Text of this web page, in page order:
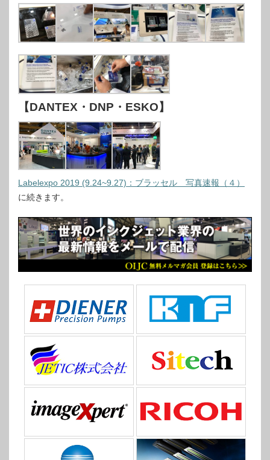
【DANTEX・DNP・ESKO】
Labelexpo 2019 (9.24~9.27)：ブラッセル 写真速報（４）
に続きます。